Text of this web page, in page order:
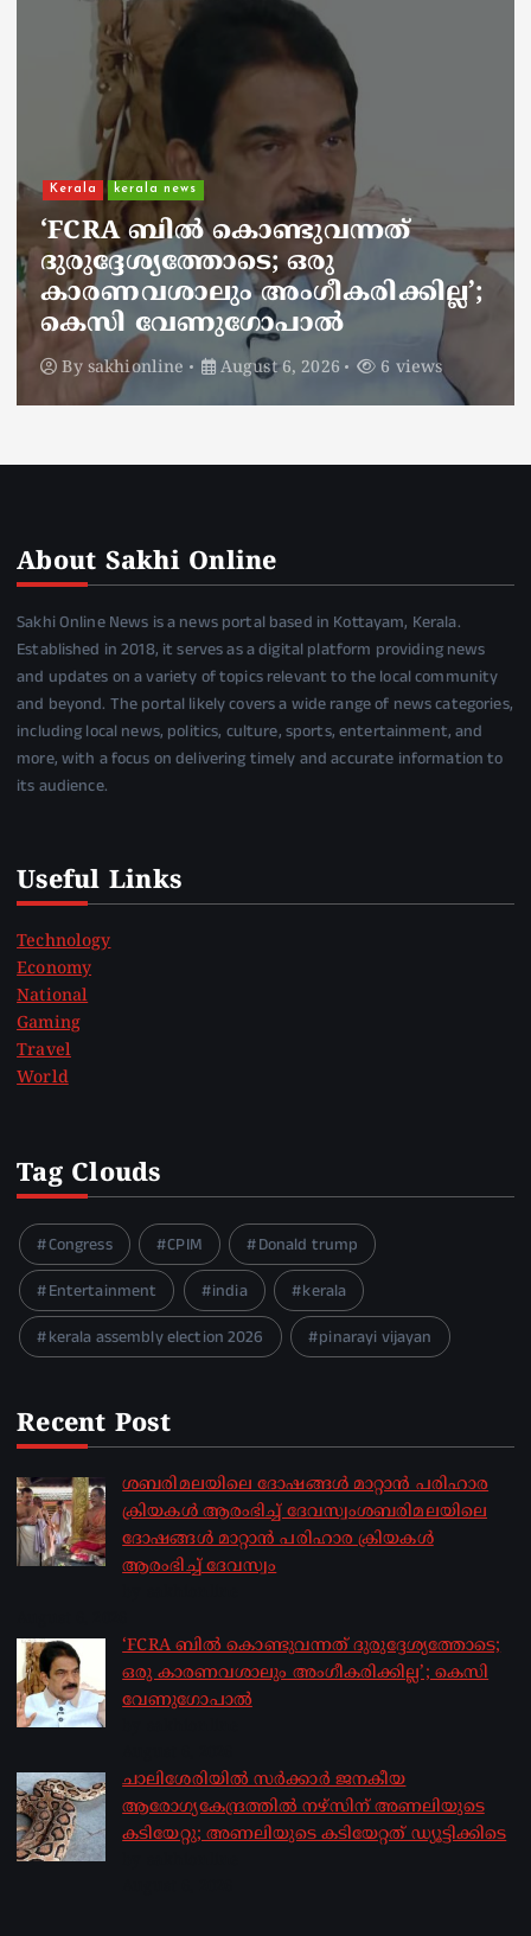
kerala news
ചാലിശേരിയില്‍ സര്‍ക്കാര്‍
ജനകീയ ആരോഗ്യകേന്ദ്രത്തില്‍
നഴ്സിന് അണലിയുടെ കടിയേറ്റു;
അണലിയുടെ കടിയേറ്റത്
ഡ്യൂട്ടിക്കിടെ
By sakhionline August 6, 2026 5 views
About Sakhi Online
Sakhi Online News is a news portal based in Kottayam, Kerala.
Established in 2018, it serves as a digital platform providing news
and updates on a variety of topics relevant to the local community
and beyond. The portal likely covers a wide range of news categories,
including local news, politics, culture, sports, entertainment, and
more, with a focus on delivering timely and accurate information to
its audience.
Useful Links
Technology
Economy
National
Gaming
Travel
World
Tag Clouds
Congress CPIM
Donald trump
Entertainment
india
kerala
kerala assembly election 2026
pinarayi vijayan
Recent Post
ശബരിമലയിലെ ദോഷങ്ങൾ മാറ്റാൻ പരിഹാര
ക്രിയകൾ ആരംഭിച്ച് ദേവസ്വംശബരിമലയിലെ
ദോഷങ്ങൾ മാറ്റാൻ പരിഹാര ക്രിയകൾ
ആരംഭിച്ച് ദേവസ്വം
‘FCRA ബിൽ കൊണ്ടുവന്നത് ദുരുദ്ദേശ്യത്തോടെ;
ഒരു കാരണവശാലും അം​ഗീകരിക്കില്ല’; കെസി
വേണു​ഗോപാൽ
ചാലിശേരിയില്‍ സര്‍ക്കാര്‍ ജനകീയ
ആരോഗ്യകേന്ദ്രത്തില്‍ നഴ്സിന് അണലിയുടെ
കടിയേറ്റു; അണലിയുടെ കടിയേറ്റത് ഡ്യൂട്ടിക്കിടെ